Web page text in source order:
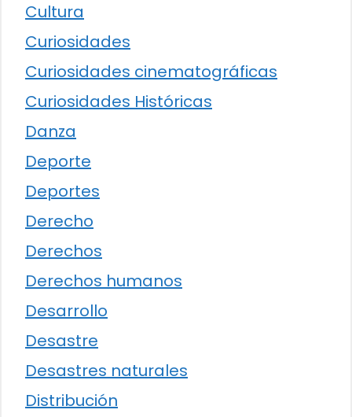
Cultura
Curiosidades
Curiosidades cinematográficas
Curiosidades Históricas
Danza
Deporte
Deportes
Derecho
Derechos
Derechos humanos
Desarrollo
Desastre
Desastres naturales
Distribución